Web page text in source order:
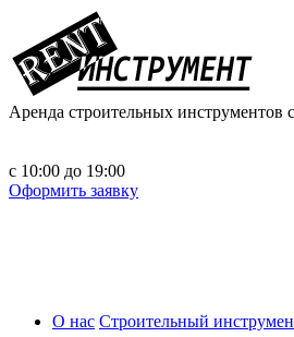
Аренда строительных инструментов
с 10:00 до 19:00
Оформить заявку
О нас Строительный